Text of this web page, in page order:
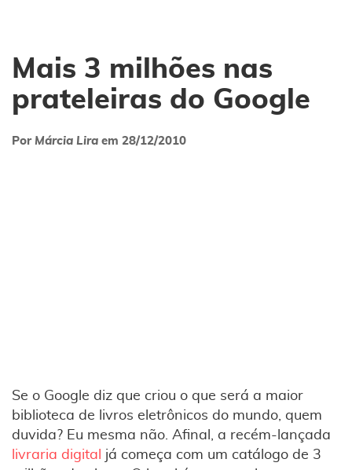
Mais 3 milhões nas
prateleiras do Google
Por Márcia Lira em 28/12/2010
Se o Google diz que criou o que será a maior
biblioteca de livros eletrônicos do mundo, quem
duvida? Eu mesma não. Afinal, a recém-lançada
livraria digital
já começa com um catálogo de 3